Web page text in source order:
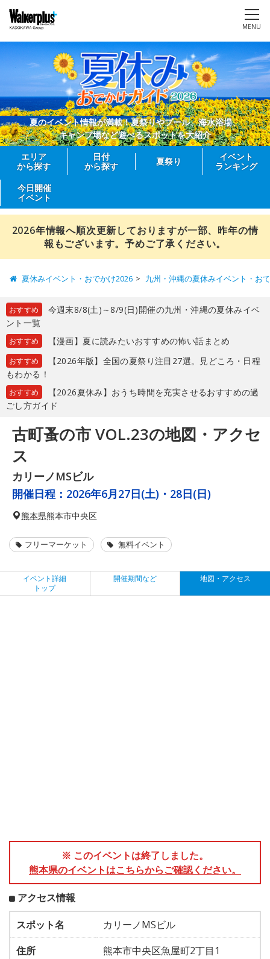
MENU
夏のイベント情報が満載！夏祭りやプール、海水浴場、
キャンプ場など遊べるスポットを大紹介
エリア
から探す
日付
から探す
夏祭り
イベント
ランキング
今日開催
イベント
2026年情報へ順次更新しておりますが一部、昨年の情
報もございます。予めご了承ください。
夏休みイベント・おでかけ2026 九州・沖縄の夏休みイベント・お
おすすめ
今週末8/8(土)～8/9(日)開催の九州・沖縄の夏休みイベ
ント一覧
おすすめ 【漫画】夏に読みたいおすすめの怖い話まとめ
おすすめ
【2026年版】全国の夏祭り注目27選。見どころ・日程
もわかる！
おすすめ
【2026夏休み】おうち時間を充実させるおすすめの過
ごし方ガイド
古町蚤の市 VOL.23の地図・アクセ
ス
カリーノMSビル
開催日程： 2026年6月27日(土)・28日(日)
熊本県熊本市中央区
フリーマーケット 無料イベント
イベント詳細
トップ
開催期間など 地図・アクセス
※ このイベントは終了しました。
熊本県のイベントはこちらからご確認ください。
アクセス情報
スポット名
カリーノMSビル
住所
熊本市中央区魚屋町2丁目1